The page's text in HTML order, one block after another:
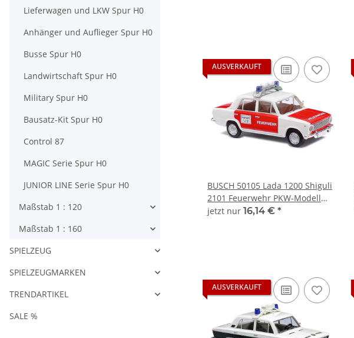
AUSVERKAUFT
BUSCH 50105 Lada 1200 Shiguli
2101 Feuerwehr PKW-Modell
1:87
jetzt nur 16,14 € *
AUSVERKAUFT
Lieferwagen und LKW Spur H0
Anhänger und Auflieger Spur H0
Busse Spur H0
Landwirtschaft Spur H0
Military Spur H0
Bausatz-Kit Spur H0
Control 87
MAGIC Serie Spur H0
JUNIOR LINE Serie Spur H0
Maßstab 1 : 120
Maßstab 1 : 160
SPIELZEUG
SPIELZEUGMARKEN
TRENDARTIKEL
SALE %